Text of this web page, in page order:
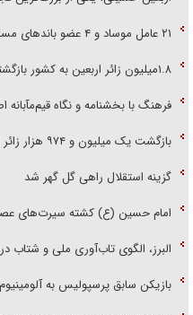
۲۱ عامل موساد و ۴ عضو باند‌های مسلح بازداشت شدند
۱.۸میلیون زائر اربعین به کشور بازگشتند
فرهنگ با بخشنامه و نگاه
بازگشت یک میلیون و ۹۷۴ هزار زائر اربعین به کشور
گزینه استقلال راهی گل گهر شد
امام حسین (ع) کشته سیرت‌های
البرز، الگوی تاب‌آوری ملی و شتاب
بازیکن سابق پرسپولیس به